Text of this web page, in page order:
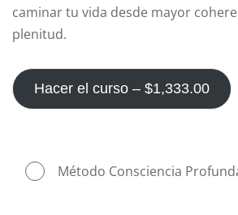
caminar tu vida desde mayor
plenitud.
Hacer el curso – $1,333.00
Método Consciencia